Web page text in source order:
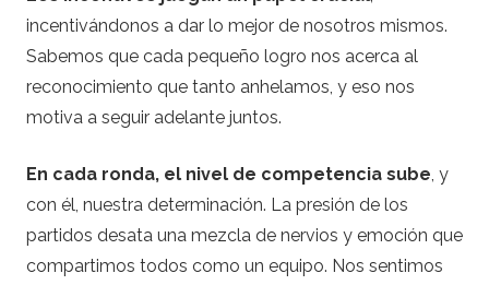
incentivándonos a dar lo mejor de nosotros mismos.
Sabemos que cada pequeño logro nos acerca al
reconocimiento que tanto anhelamos, y eso nos
motiva a seguir adelante juntos.
En cada ronda, el nivel de competencia sube, y
con él, nuestra determinación. La presión de los
partidos desata una mezcla de nervios y emoción que
compartimos todos como un equipo. Nos sentimos